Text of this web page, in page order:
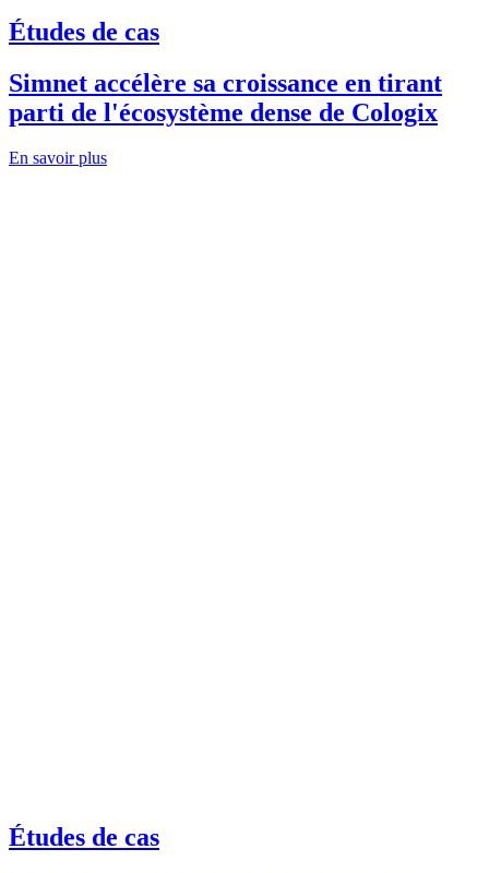
Études de cas
Simnet accélère sa croissance en tirant
parti de l'écosystème dense de Cologix
En savoir plus
Études de cas